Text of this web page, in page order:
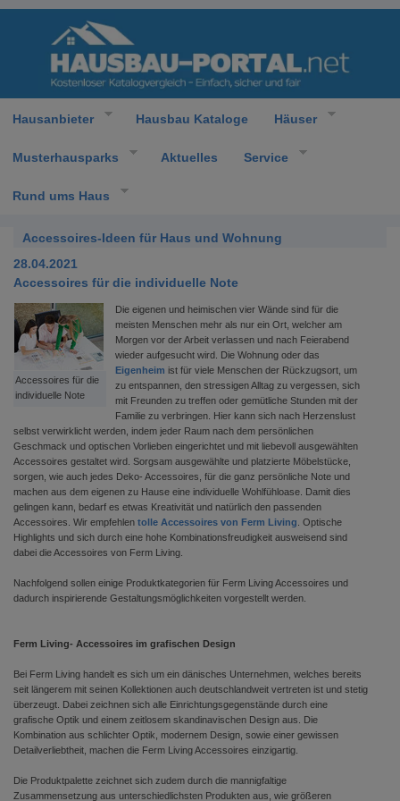
Hausanbieter Hausbau Kataloge Häuser
Musterhausparks Aktuelles Service
Rund ums Haus
Accessoires-Ideen für Haus und Wohnung
28.04.2021
Accessoires für die individuelle Note
Accessoires für die
individuelle Note
Die eigenen und heimischen vier Wände sind für die
meisten Menschen mehr als nur ein Ort, welcher am
Morgen vor der Arbeit verlassen und nach Feierabend
wieder aufgesucht wird. Die Wohnung oder das
Eigenheim ist für viele Menschen der Rückzugsort, um
zu entspannen, den stressigen Alltag zu vergessen, sich
mit Freunden zu treffen oder gemütliche Stunden mit der
Familie zu verbringen. Hier kann sich nach Herzenslust
selbst verwirklicht werden, indem jeder Raum nach dem persönlichen
Geschmack und optischen Vorlieben eingerichtet und mit liebevoll ausgewählten
Accessoires gestaltet wird. Sorgsam ausgewählte und platzierte Möbelstücke,
sorgen, wie auch jedes Deko- Accessoires, für die ganz persönliche Note und
machen aus dem eigenen zu Hause eine individuelle Wohlfühloase. Damit dies
gelingen kann, bedarf es etwas Kreativität und natürlich den passenden
Accessoires. Wir empfehlen tolle Accessoires von Ferm Living . Optische
Highlights und sich durch eine hohe Kombinationsfreudigkeit ausweisend sind
dabei die Accessoires von Ferm Living.
Nachfolgend sollen einige Produktkategorien für Ferm Living Accessoires und
dadurch inspirierende Gestaltungsmöglichkeiten vorgestellt werden.
Ferm Living- Accessoires im grafischen Design
Bei Ferm Living handelt es sich um ein dänisches Unternehmen, welches bereits
seit längerem mit seinen Kollektionen auch deutschlandweit vertreten ist und stetig
überzeugt. Dabei zeichnen sich alle Einrichtungsgegenstände durch eine
grafische Optik und einem zeitlosem skandinavischen Design aus. Die
Kombination aus schlichter Optik, modernem Design, sowie einer gewissen
Detailverliebtheit, machen die Ferm Living Accessoires einzigartig.
Die Produktpalette zeichnet sich zudem durch die mannigfaltige
Zusammensetzung aus unterschiedlichsten Produkten aus, wie größeren